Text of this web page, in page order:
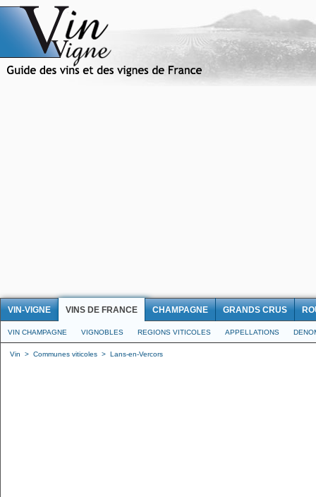
VIN-VIGNE VINS DE FRANCE CHAMPAGNE GRANDS CRUS
VIN CHAMPAGNE VIGNOBLES REGIONS VITICOLES APPELLATIONS
Vin > Communes viticoles > Lans-en-Vercors